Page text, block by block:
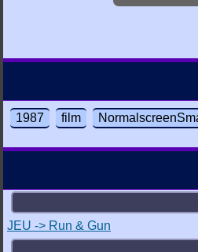
1987 film
JEU -> Run & Gun